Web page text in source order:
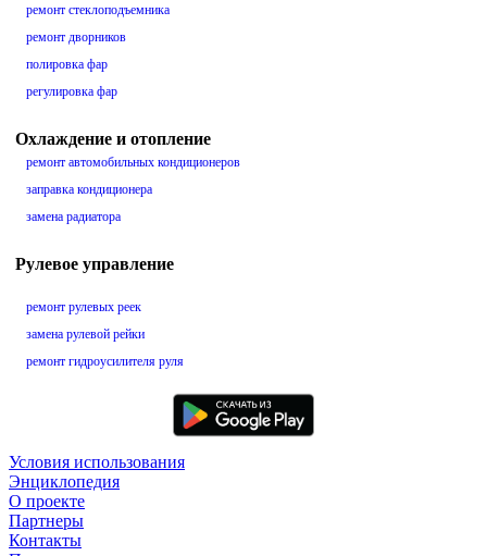
ремонт стеклоподъемника
ремонт дворников
полировка фар
регулировка фар
Охлаждение и отопление
ремонт автомобильных кондиционеров
заправка кондиционера
замена радиатора
Рулевое управление
ремонт рулевых реек
замена рулевой рейки
ремонт гидроусилителя руля
Условия использования
Энциклопедия
О проекте
Партнеры
Контакты